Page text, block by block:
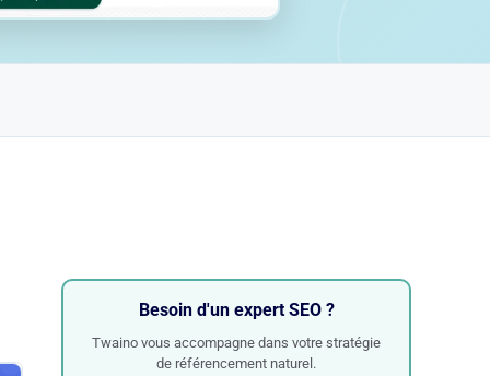
Besoin d'un expert SEO ?
Twaino vous accompagne dans votre stratégie
de référencement naturel.